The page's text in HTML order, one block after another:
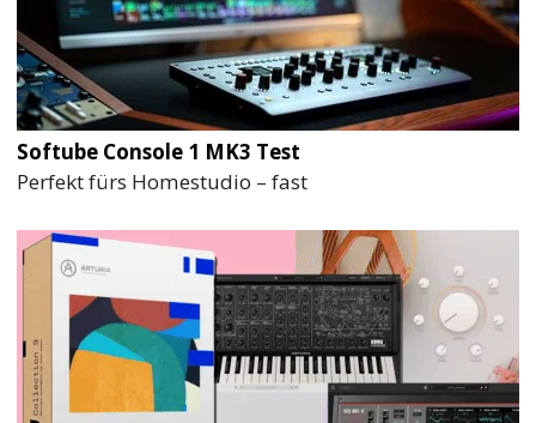
Softube Console 1 MK3 Test
Perfekt fürs Homestudio – fast